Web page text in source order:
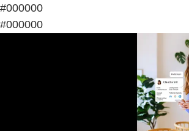
#000000
#000000